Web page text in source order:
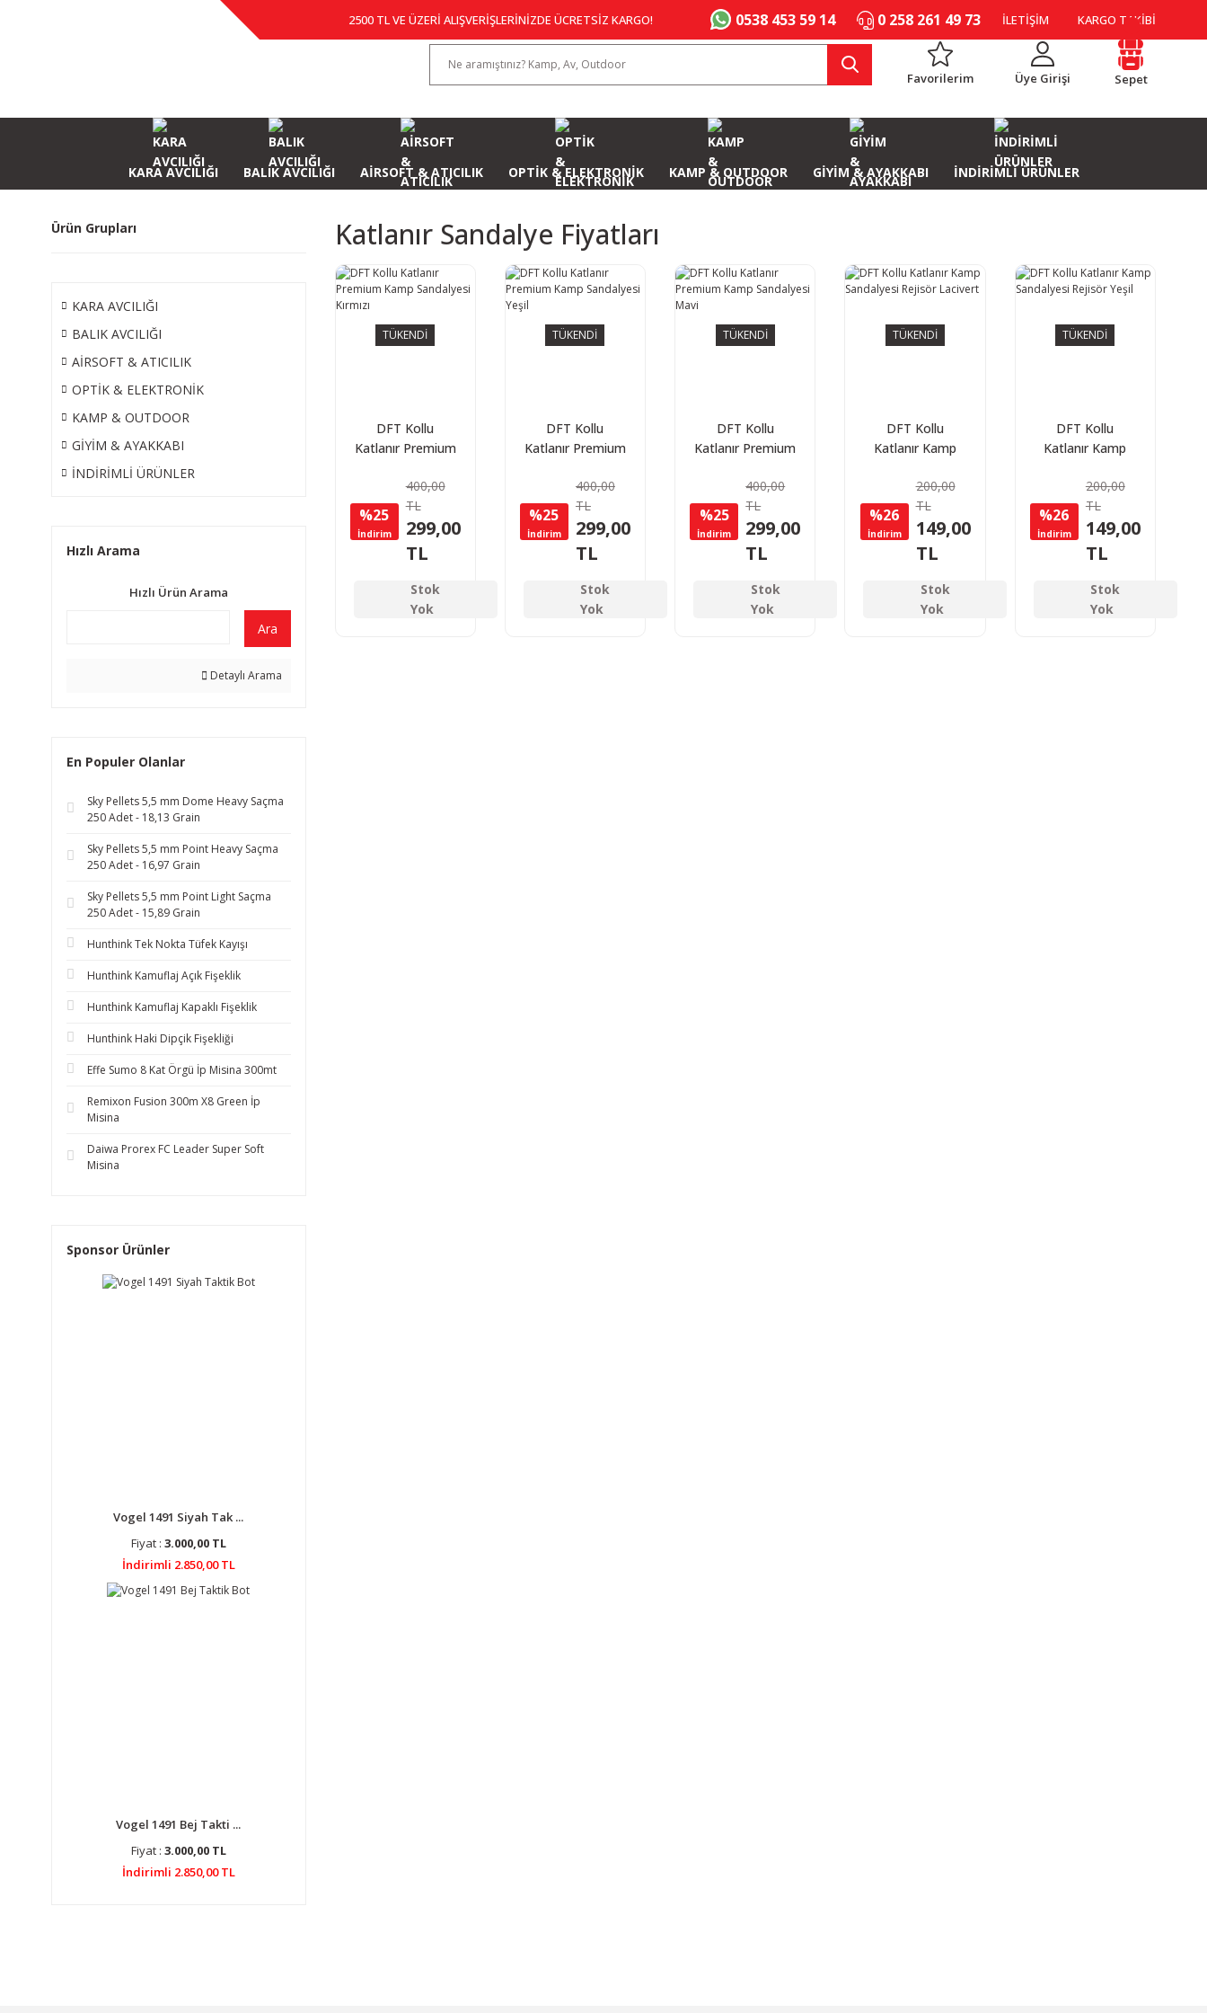
2500 TL VE ÜZERİ ALIŞVERİŞLERİNİZDE ÜCRETSİZ KARGO! 0538 453 59 14 0 258 261 49 73 İLETİŞİM KARGO TAKİBİ
Favorilerim Üye Girişi Sepet
KARA AVCILIĞI BALIK AVCILIĞI AİRSOFT & ATICILIK OPTİK & ELEKTRONİK KAMP & OUTDOOR GİYİM & AYAKKABI İNDİRİMLİ ÜRÜNLER
Ürün Grupları
KARA AVCILIĞI
BALIK AVCILIĞI
AİRSOFT & ATICILIK
OPTİK & ELEKTRONİK
KAMP & OUTDOOR
GİYİM & AYAKKABI
İNDİRİMLİ ÜRÜNLER
Hızlı Arama
Hızlı Ürün Arama
Ara
Detaylı Arama
En Populer Olanlar
Sky Pellets 5,5 mm Dome Heavy Saçma
250 Adet - 18,13 Grain
Sky Pellets 5,5 mm Point Heavy Saçma
250 Adet - 16,97 Grain
Sky Pellets 5,5 mm Point Light Saçma
250 Adet - 15,89 Grain
Hunthink Tek Nokta Tüfek Kayışı
Hunthink Kamuflaj Açık Fişeklik
Hunthink Kamuflaj Kapaklı Fişeklik
Hunthink Haki Dipçik Fişekliği
Effe Sumo 8 Kat Örgü İp Misina 300mt
Remixon Fusion 300m X8 Green İp
Misina
Daiwa Prorex FC Leader Super Soft
Misina
Sponsor Ürünler
Vogel 1491 Siyah Tak ...
Fiyat : 3.000,00 TL
İndirimli 2.850,00 TL
Vogel 1491 Bej Takti ...
Fiyat : 3.000,00 TL
İndirimli 2.850,00 TL
Katlanır Sandalye Fiyatları
TÜKENDİ
DFT Kollu
Katlanır Premium
Kırmızı
%25
İndirim
400,00
TL
299,00
TL
Stok
Yok
TÜKENDİ
DFT Kollu
Katlanır Premium
Yeşil
%25
İndirim
400,00
TL
299,00
TL
Stok
Yok
TÜKENDİ
DFT Kollu
Katlanır Premium
Mavi
%25
İndirim
400,00
TL
299,00
TL
Stok
Yok
TÜKENDİ
DFT Kollu
Katlanır Kamp
Rejisör Lacivert
%26
İndirim
200,00
TL
149,00
TL
Stok
Yok
TÜKENDİ
DFT Kollu
Katlanır Kamp
Rejisör Yeşil
%26
İndirim
200,00
TL
149,00
TL
Stok
Yok